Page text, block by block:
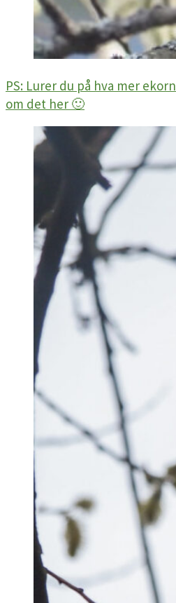
PS: Lurer du på hva mer
om det her 🙂